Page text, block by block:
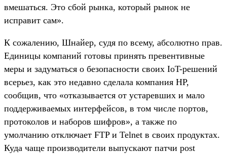
вмешаться. Это сбой рынка, который рынок не
исправит сам».
К сожалению, Шнайер, судя по всему, абсолютно прав.
Единицы компаний готовы принять превентивные
меры и задуматься о безопасности своих IoT-решений
всерьез, как это недавно сделала компания HP,
сообщив, что «отказывается от устаревших и мало
поддерживаемых интерфейсов, в том числе портов,
протоколов и наборов шифров», а также по
умолчанию отключает FTP и Telnet в своих продуктах.
Куда чаще производители выпускают патчи post